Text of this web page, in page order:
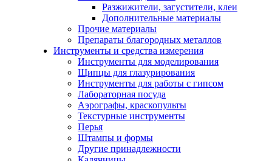
Разжижители, загустители, клеи
Дополнительные материалы
Прочие материалы
Препараты благородных металлов
Инструменты и средства измерения
Инструменты для моделирования
Щипцы для глазурирования
Инструменты для работы с гипсом
Лабораторная посуда
Аэрографы, краскопульты
Текстурные инструменты
Перья
Штампы и формы
Другие принадлежности